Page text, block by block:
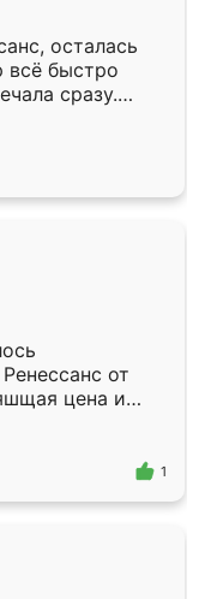
здесь.
осталась
всё быстро
сразу.
подошёл к
Собрали
даже
от
цена и
Приехавший
самый
1